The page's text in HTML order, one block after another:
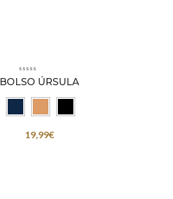
BOLSO ÚRSULA
19,99€